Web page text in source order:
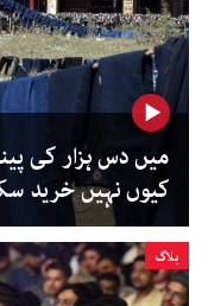
میں دس ہزار کی
کیوں نہیں خرید
بلاگ